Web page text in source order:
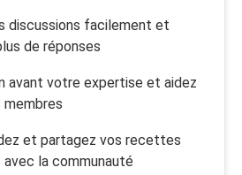
discussions facilement et
de réponses
avant votre expertise et aidez
membres
et partagez vos recettes
la communauté